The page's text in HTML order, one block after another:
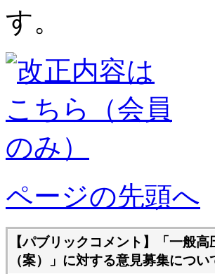
す。
ページの先頭へ
【パブリックコメント】
「一般
（案）」に対する意見募集につい